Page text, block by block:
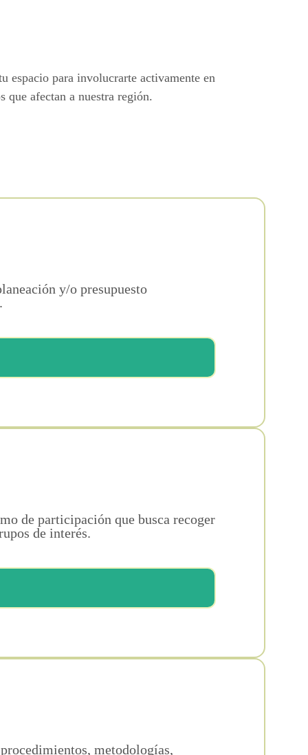
espacio para involucrarte activamente en
que afectan a nuestra región.
y/o presupuesto
de participación que busca recoger
de interés.
metodologías,